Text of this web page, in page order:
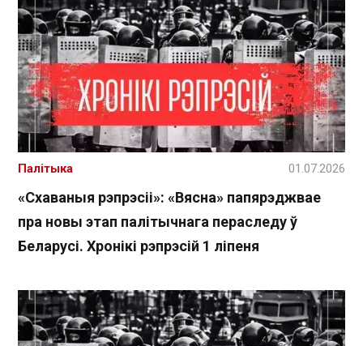
«Схаваныя рэпрэсіі»: «Вясна» папярэджвае
пра новы этап палітычнага пераследу ў
Беларусі. Хронікі рэпрэсій 1 ліпеня
Палітыка 01.07.2026